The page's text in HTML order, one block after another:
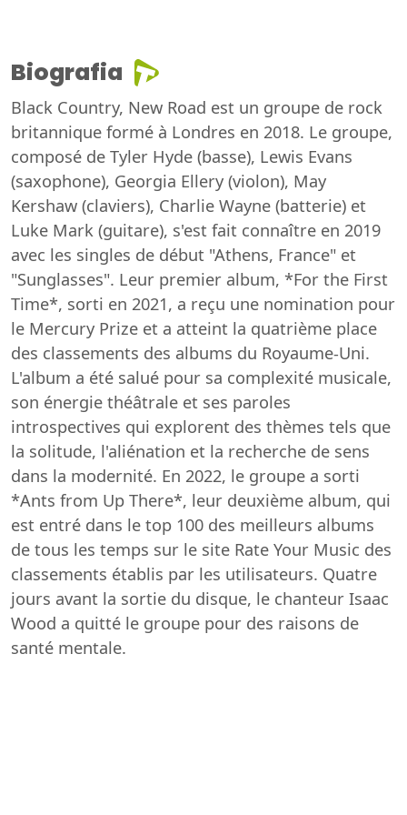
Biografia
Black Country, New Road est un groupe de rock
britannique formé à Londres en 2018. Le groupe,
composé de Tyler Hyde (basse), Lewis Evans
(saxophone), Georgia Ellery (violon), May
Kershaw (claviers), Charlie Wayne (batterie) et
Luke Mark (guitare), s'est fait connaître en 2019
avec les singles de début "Athens, France" et
"Sunglasses". Leur premier album, *For the First
Time*, sorti en 2021, a reçu une nomination pour
le Mercury Prize et a atteint la quatrième place
des classements des albums du Royaume-Uni.
L'album a été salué pour sa complexité musicale,
son énergie théâtrale et ses paroles
introspectives qui explorent des thèmes tels que
la solitude, l'aliénation et la recherche de sens
dans la modernité. En 2022, le groupe a sorti
*Ants from Up There*, leur deuxième album, qui
est entré dans le top 100 des meilleurs albums
de tous les temps sur le site Rate Your Music des
classements établis par les utilisateurs. Quatre
jours avant la sortie du disque, le chanteur Isaac
Wood a quitté le groupe pour des raisons de
santé mentale.